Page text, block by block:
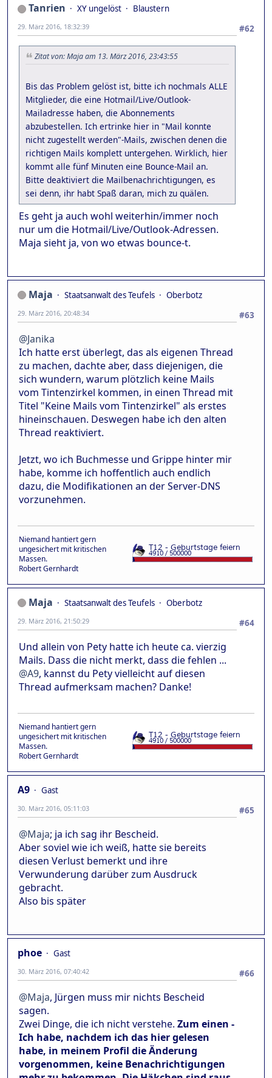
Tanrien XY ungelöst
Blaustern
#62
29. März 2016, 18:32:39
Zitat von: Maja am 13. März 2016, 23:43:55
Bis das Problem gelöst ist, bitte ich nochmals ALLE
Mitglieder, die eine Hotmail/Live/Outlook-
Mailadresse haben, die Abonnements
abzubestellen. Ich ertrinke hier in "Mail konnte
nicht zugestellt werden"-Mails, zwischen denen die
richtigen Mails komplett untergehen. Wirklich, hier
kommt alle fünf Minuten eine Bounce-Mail an.
Bitte deaktiviert die Mailbenachrichtigungen, es
sei denn, ihr habt Spaß daran, mich zu quälen.
Es geht ja auch wohl weiterhin/immer noch
nur um die Hotmail/Live/Outlook-Adressen.
Maja sieht ja, von wo etwas bounce-t.
Maja Staatsanwalt des Teufels
Oberbotz
#63
29. März 2016, 20:48:34
@Janika
Ich hatte erst überlegt, das als eigenen Thread
zu machen, dachte aber, dass diejenigen, die
sich wundern, warum plötzlich keine Mails
vom Tintenzirkel kommen, in einen Thread mit
Titel "Keine Mails vom Tintenzirkel" als erstes
hineinschauen. Deswegen habe ich den alten
Thread reaktiviert.
Jetzt, wo ich Buchmesse und Grippe hinter mir
habe, komme ich hoffentlich auch endlich
dazu, die Modifikationen an der Server-DNS
vorzunehmen.
Niemand hantiert gern
ungesichert mit kritischen
Massen.
Robert Gernhardt
Maja Staatsanwalt des Teufels
Oberbotz
#64
29. März 2016, 21:50:29
Und allein von Pety hatte ich heute ca. vierzig
Mails. Dass die nicht merkt, dass die fehlen ...
@A9, kannst du Pety vielleicht auf diesen
Thread aufmerksam machen? Danke!
Niemand hantiert gern
ungesichert mit kritischen
Massen.
Robert Gernhardt
A9
Gast
#65
30. März 2016, 05:11:03
@Maja; ja ich sag ihr Bescheid.
Aber soviel wie ich weiß, hatte sie bereits
diesen Verlust bemerkt und ihre
Verwunderung darüber zum Ausdruck
gebracht.
Also bis später
phoe
Gast
#66
30. März 2016, 07:40:42
@Maja, Jürgen muss mir nichts Bescheid
sagen.
Zwei Dinge, die ich nicht verstehe. Zum einen -
Ich habe, nachdem ich das hier gelesen
habe, in meinem Profil die Änderung
vorgenommen, keine Benachrichtigungen